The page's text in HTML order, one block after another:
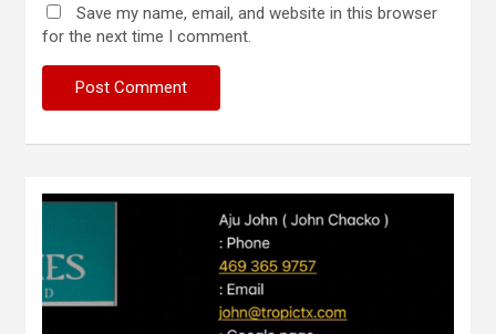
Save my name, email, and website in this browser
for the next time I comment.